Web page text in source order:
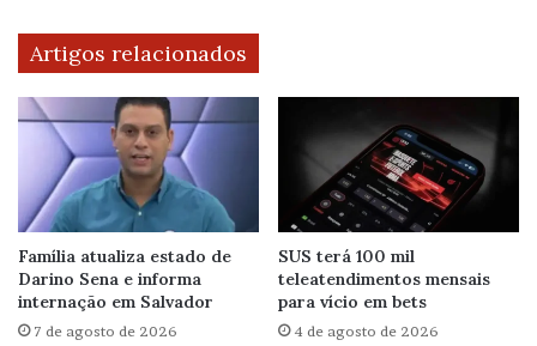
Artigos relacionados
Família atualiza estado de
Darino Sena e informa
internação em Salvador
7 de agosto de 2026
SUS terá 100 mil
teleatendimentos mensais
para vício em bets
4 de agosto de 2026